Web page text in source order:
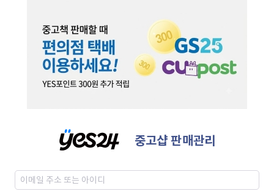
중고샵 판매관리